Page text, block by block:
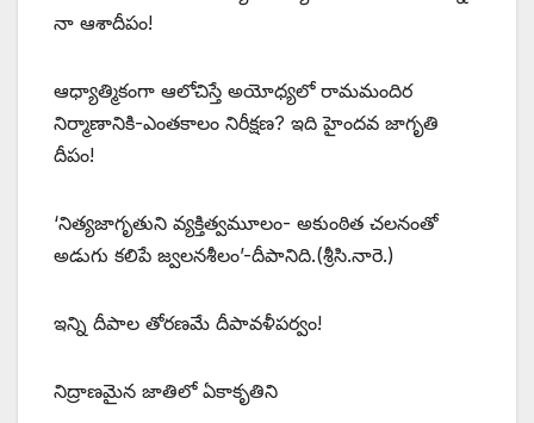
నా ఆశాదీపం!
ఆధ్యాత్మికంగా ఆలోచిస్తే అయోధ్యలో రామమందిర
నిర్మాణానికి-ఎంతకాలం నిరీక్షణ? ఇది హైందవ జాగృతి
దీపం!
‘నిత్యజాగృతుని వ్యక్తిత్వమూలం- అకుంఠిత చలనంతో
అడుగు కలిపే జ్వలనశీలం’-దీపానిది.(శ్రీసి.నారె.)
ఇన్ని దీపాల తోరణమే దీపావళీపర్వం!
నిద్రాణమైన జాతిలో ఏకాకృతిని